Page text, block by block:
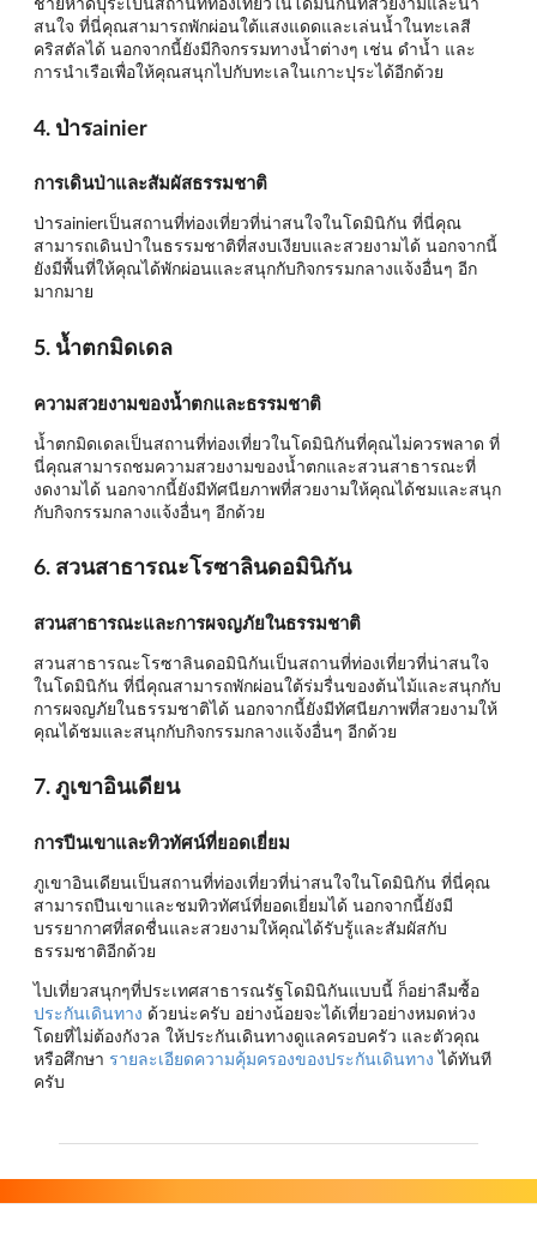
สนใจ ที่นี่คุณสามารถพักผ่อนใต้แสงแดดและเล่นน้ำในทะเลสี
คริสตัลได้ นอกจากนี้ยังมีกิจกรรมทางน้ำต่างๆ เช่น ดำน้ำ และ
การนำเรือเพื่อให้คุณสนุกไปกับทะเลในเกาะปุระได้อีกด้วย
4. ป่ารainier
การเดินป่าและสัมผัสธรรมชาติ
ป่ารainierเป็นสถานที่ท่องเที่ยวที่น่าสนใจในโดมินิกัน ที่นี่คุณ
สามารถเดินป่าในธรรมชาติที่สงบเงียบและสวยงามได้ นอกจากนี้
ยังมีพื้นที่ให้คุณได้พักผ่อนและสนุกกับกิจกรรมกลางแจ้งอื่นๆ อีก
มากมาย
5. น้ำตกมิดเดล
ความสวยงามของน้ำตกและธรรมชาติ
น้ำตกมิดเดลเป็นสถานที่ท่องเที่ยวในโดมินิกันที่คุณไม่ควรพลาด ที่
นี่คุณสามารถชมความสวยงามของน้ำตกและสวนสาธารณะที่
งดงามได้ นอกจากนี้ยังมีทัศนียภาพที่สวยงามให้คุณได้ชมและสนุก
กับกิจกรรมกลางแจ้งอื่นๆ อีกด้วย
6. สวนสาธารณะโรซาลินดอมินิกัน
สวนสาธารณะและการผจญภัยในธรรมชาติ
สวนสาธารณะโรซาลินดอมินิกันเป็นสถานที่ท่องเที่ยวที่น่าสนใจ
ในโดมินิกัน ที่นี่คุณสามารถพักผ่อนใต้ร่มรื่นของต้นไม้และสนุกกับ
การผจญภัยในธรรมชาติได้ นอกจากนี้ยังมีทัศนียภาพที่สวยงามให้
คุณได้ชมและสนุกกับกิจกรรมกลางแจ้งอื่นๆ อีกด้วย
7. ภูเขาอินเดียน
การปีนเขาและทิวทัศน์ที่ยอดเยี่ยม
ภูเขาอินเดียนเป็นสถานที่ท่องเที่ยวที่น่าสนใจในโดมินิกัน ที่นี่คุณ
สามารถปีนเขาและชมทิวทัศน์ที่ยอดเยี่ยมได้ นอกจากนี้ยังมี
บรรยากาศที่สดชื่นและสวยงามให้คุณได้รับรู้และสัมผัสกับ
ธรรมชาติอีกด้วย
ไปเที่ยวสนุกๆที่ประเทศสาธารณรัฐโดมินิกันแบบนี้ ก็อย่าลืมซื้อ
ประกันเดินทาง ด้วยน่ะครับ อย่างน้อยจะได้เที่ยวอย่างหมดห่วง
โดยที่ไม่ต้องกังวล ให้ประกันเดินทางดูแลครอบครัว และตัวคุณ
หรือศึกษา รายละเอียดความคุ้มครองของประกันเดินทาง ได้ทันที
ครับ